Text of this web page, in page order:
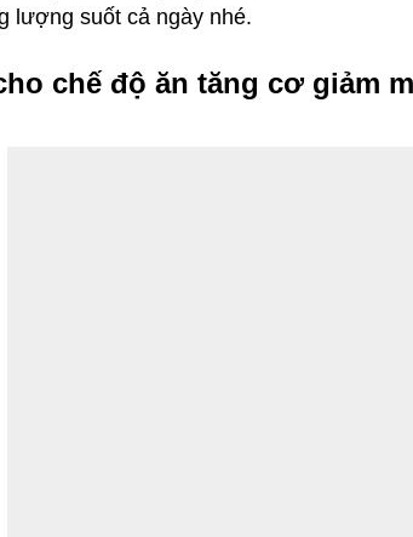
lượng suốt cả ngày nhé.
chế độ ăn tăng cơ giảm